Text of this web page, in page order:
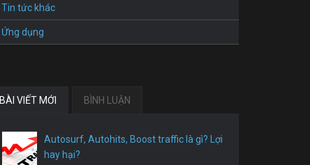
Tin tức khác
Ứng dụng
BÀI VIẾT MỚI BÌNH LUẬN
Autosurf, Autohits, Boost traffic là gì? Lợi
hay hại?